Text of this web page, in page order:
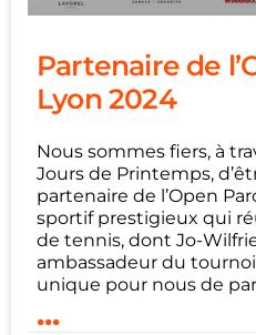
Partenaire de
Lyon 2024
Nous sommes fiers, à
Jours de Printemps,
partenaire de l’Open
sportif prestigieux qui
de tennis, dont Jo-
ambassadeur du
unique pour nous de
...